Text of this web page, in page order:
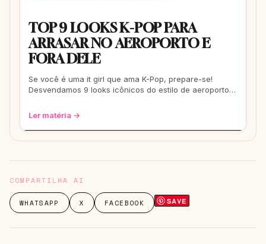
TOP 9 LOOKS K-POP PARA
ARRASAR NO AEROPORTO E
FORA DELE
Se você é uma it girl que ama K-Pop, prepare-se!
Desvendamos 9 looks icônicos do estilo de aeroporto
Ler matéria →
COMPARTILHA AI
WHATSAPP X FACEBOOK SAVE